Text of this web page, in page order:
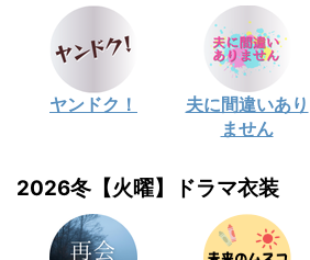
ヤンドク！
夫に間違いあり
ません
2026冬【火曜】ドラマ衣装